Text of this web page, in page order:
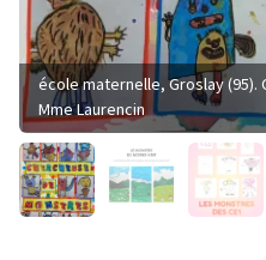
école maternelle, Groslay
Mme Laurencin